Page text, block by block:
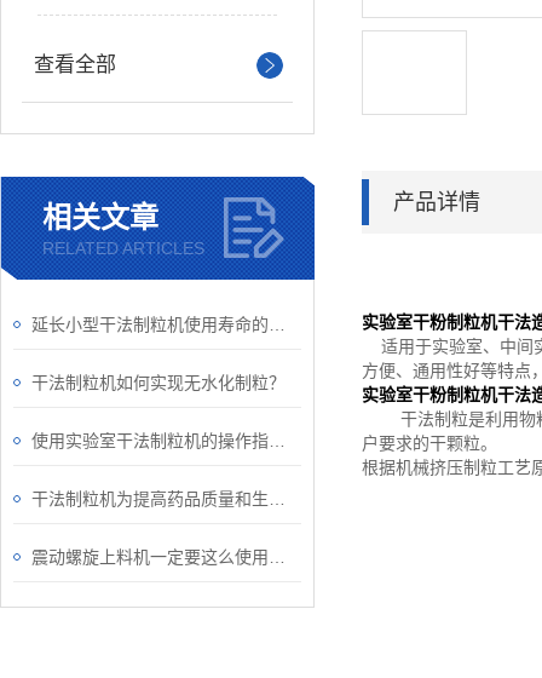
查看全部
相关文章
RELATED ARTICLES
干法制粒机如何实现无水化制粒？
产品详情
实验室干粉制粒机干法
适用于实验室、中间
方便、通用性好等特点
实验室干粉制粒机干法
干法制粒是利用物
户要求的干颗粒。
根据机械挤压制粒工艺